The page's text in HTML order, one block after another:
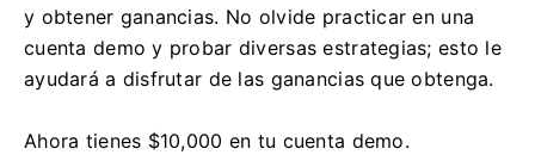
y obtener ganancias. No olvide practicar en una
cuenta demo y probar diversas estrategias; esto le
ayudará a disfrutar de las ganancias que obtenga.
Ahora tienes $10,000 en tu cuenta demo.